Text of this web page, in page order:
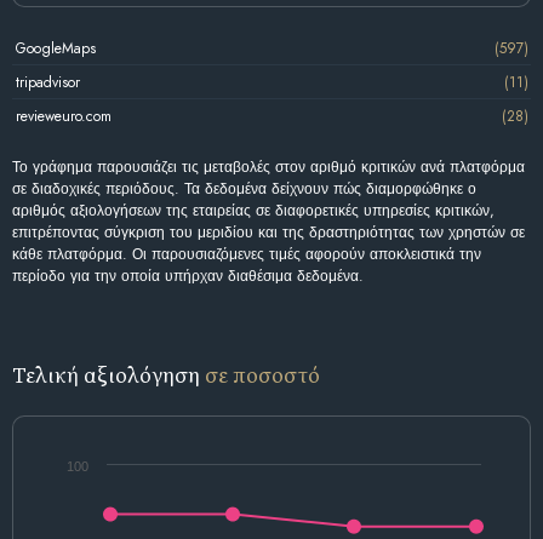
GoogleMaps
(597)
tripadvisor
(11)
revieweuro.com
(28)
Το γράφημα παρουσιάζει τις μεταβολές στον αριθμό κριτικών ανά πλατφόρμα
σε διαδοχικές περιόδους. Τα δεδομένα δείχνουν πώς διαμορφώθηκε ο
αριθμός αξιολογήσεων της εταιρείας σε διαφορετικές υπηρεσίες κριτικών,
επιτρέποντας σύγκριση του μεριδίου και της δραστηριότητας των χρηστών σε
κάθε πλατφόρμα. Οι παρουσιαζόμενες τιμές αφορούν αποκλειστικά την
περίοδο για την οποία υπήρχαν διαθέσιμα δεδομένα.
Τελική αξιολόγηση σε ποσοστό
100